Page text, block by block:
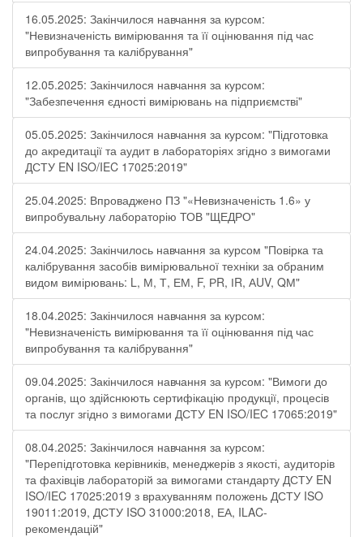
16.05.2025: Закінчилося навчання за курсом:
"Невизначеність вимірювання та її оцінювання під час
випробування та калібрування"
12.05.2025: Закінчилося навчання за курсом:
"Забезпечення єдності вимірювань на підприємстві"
05.05.2025: Закінчилося навчання за курсом: "Підготовка
до акредитації та аудит в лабораторіях згідно з вимогами
ДСТУ EN ISO/IEC 17025:2019"
25.04.2025: Впроваджено ПЗ "«Невизначеність 1.6» у
випробувальну лабораторію ТОВ "ЩЕДРО"
24.04.2025: Закінчилось навчання за курсом "Повірка та
калібрування засобів вимірювальної техніки за обраним
видом вимірювань: L, М, Т, ЕМ, F, РR, ІR, АUV, QМ"
18.04.2025: Закінчилося навчання за курсом:
"Невизначеність вимірювання та її оцінювання під час
випробування та калібрування"
09.04.2025: Закінчилося навчання за курсом: "Вимоги до
органів, що здійснюють сертифікацію продукції, процесів
та послуг згідно з вимогами ДСТУ EN ISO/IEC 17065:2019"
08.04.2025: Закінчилося навчання за курсом:
"Перепідготовка керівників, менеджерів з якості, аудиторів
та фахівців лабораторій за вимогами стандарту ДСТУ EN
ISO/IEC 17025:2019 з врахуванням положень ДСТУ ISO
19011:2019, ДСТУ ISO 31000:2018, ЕА, ILAC-
рекомендацій"